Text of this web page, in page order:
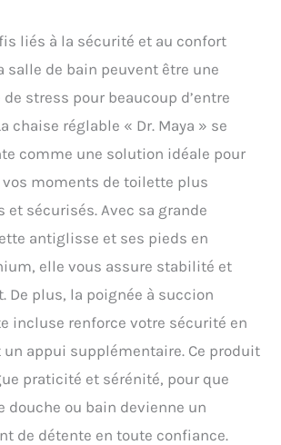
liés à la sécurité et au confort
salle de bain peuvent être une
de stress pour beaucoup d’entre
chaise réglable « Dr. Maya » se
comme une solution idéale pour
vos moments de toilette plus
et sécurisés. Avec sa grande
antiglisse et ses pieds en
elle vous assure stabilité et
De plus, la poignée à succion
incluse renforce votre sécurité en
un appui supplémentaire. Ce produit
praticité et sérénité, pour que
douche ou bain devienne un
de détente en toute confiance.